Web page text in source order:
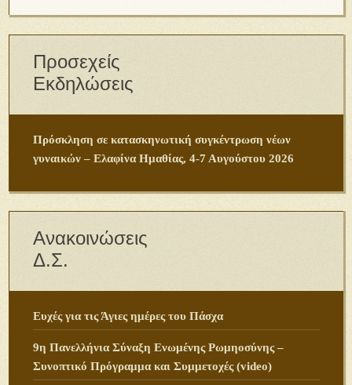
Προσεχείς
Εκδηλώσεις
Πρόσκληση σε κατασκηνωτική συγκέντρωση νέων
γυναικών – Ελαφίνα Ημαθίας, 4-7 Αυγούστου 2026
Ανακοινώσεις
Δ.Σ.
Ευχές για τις Άγιες ημέρες του Πάσχα
9η Πανελλήνια Σύναξη Ενωμένης Ρωμηοσύνης –
Συνοπτικό Πρόγραμμα και Συμμετοχές (video)